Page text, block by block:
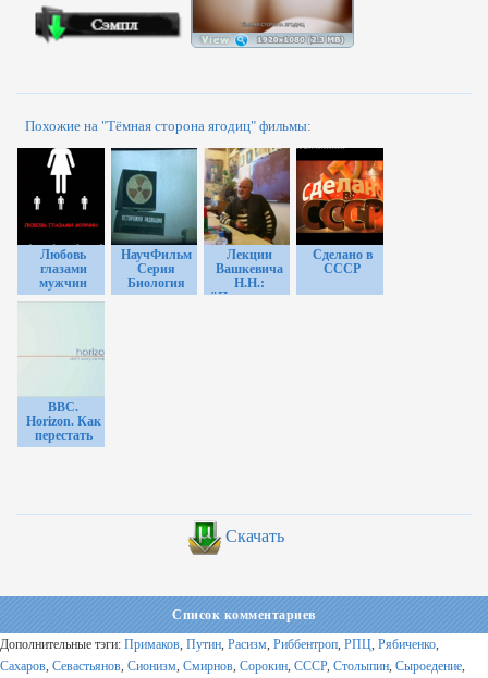
Похожие на "Тёмная сторона ягодиц" фильмы:
Любовь
глазами
мужчин
НаучФильм
Серия
Биология
Лекции
Вашкевича
Н.Н.:
"Прояснение
Сделано в
СССР
BBC.
Horizon. Как
перестать
тревожиться
Скачать
Список комментариев
Дополнительные тэги: Примаков Путин Расизм Риббентроп РПЦ Рябиченко
Сахаров Севастьянов Сионизм Смирнов Сорокин СССР, Столыпин Сыроедение